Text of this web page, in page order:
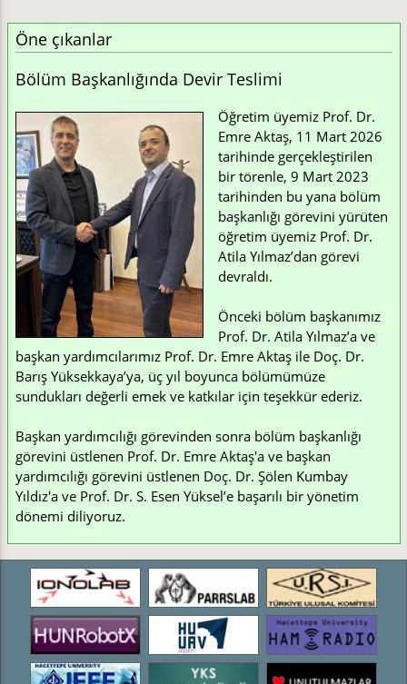
Öne çıkanlar
Bölüm Başkanlığında Devir Teslimi
Öğretim üyemiz Prof. Dr.
Emre Aktaş, 11 Mart 2026
tarihinde gerçekleştirilen
bir törenle, 9 Mart 2023
tarihinden bu yana bölüm
başkanlığı görevini yürüten
öğretim üyemiz Prof. Dr.
Atila Yılmaz’dan görevi
devraldı.
Önceki bölüm başkanımız
Prof. Dr. Atila Yılmaz’a ve
başkan yardımcılarımız Prof. Dr. Emre Aktaş ile Doç. Dr.
Barış Yüksekkaya’ya, üç yıl boyunca bölümümüze
sundukları değerli emek ve katkılar için teşekkür ederiz.
Başkan yardımcılığı görevinden sonra bölüm başkanlığı
görevini üstlenen Prof. Dr. Emre Aktaş'a ve başkan
yardımcılığı görevini üstlenen Doç. Dr. Şölen Kumbay
Yıldız'a ve Prof. Dr. S. Esen Yüksel’e başarılı bir yönetim
dönemi diliyoruz.